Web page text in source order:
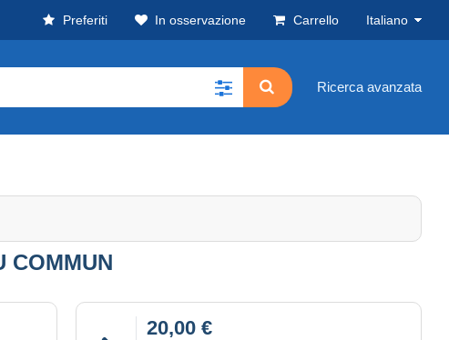
Preferiti In osservazione Carrello Italiano
Ricerca avanzata
COMMUN
20,00 €